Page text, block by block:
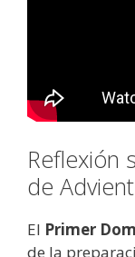
Reflexión
de
El Primer
de la